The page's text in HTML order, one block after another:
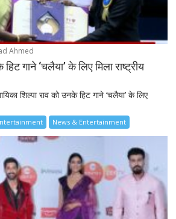
Ahmed
हिट गाने ‘चलैया’ के लिए मिला राष्ट्रीय
शिल्पा राव को उनके हिट गाने ‘चलैया’ के लिए
News & Entertainment